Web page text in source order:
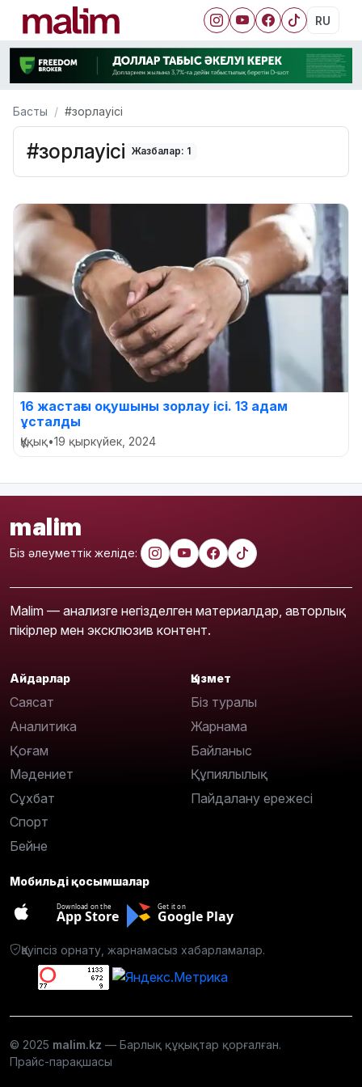
RU
Басты #зорлауісі
#зорлауісі Жазбалар: 1
16 жастағы оқушыны зорлау ісі. 13 адам
ұсталды
Құқық•19 қыркүйек, 2024
malim
Біз әлеуметтік желіде:
Malim — анализге негізделген материалдар, авторлық
пікірлер мен эксклюзив контент.
Айдарлар
Саясат
Аналитика
Қоғам
Мәдениет
Сұхбат
Спорт
Бейне
Қызмет
Біз туралы
Жарнама
Байланыс
Құпиялылық
Пайдалану ережесі
Мобильді қосымшалар
Download on the
App Store
Get it on
Google Play
Қауіпсіз орнату, жарнамасыз хабарламалар.
© 2025 malim.kz — Барлық құқықтар қорғалған.
Прайс-парақшасы